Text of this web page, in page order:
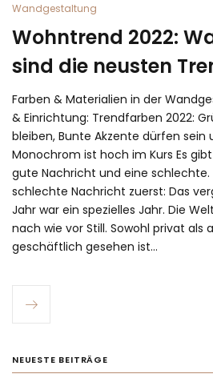
Wandgestaltung
Wohntrend 2022:
sind die neusten
Farben & Materialien in der
& Einrichtung: Trendfarben 2022:
bleiben, Bunte Akzente dürfen sein
Monochrom ist hoch im Kurs Es
gute Nachricht und eine
schlechte Nachricht zuerst: Das
Jahr war ein spezielles Jahr. Die
nach wie vor Still. Sowohl privat als
geschäftlich gesehen ist…
NEUESTE BEITRÄGE